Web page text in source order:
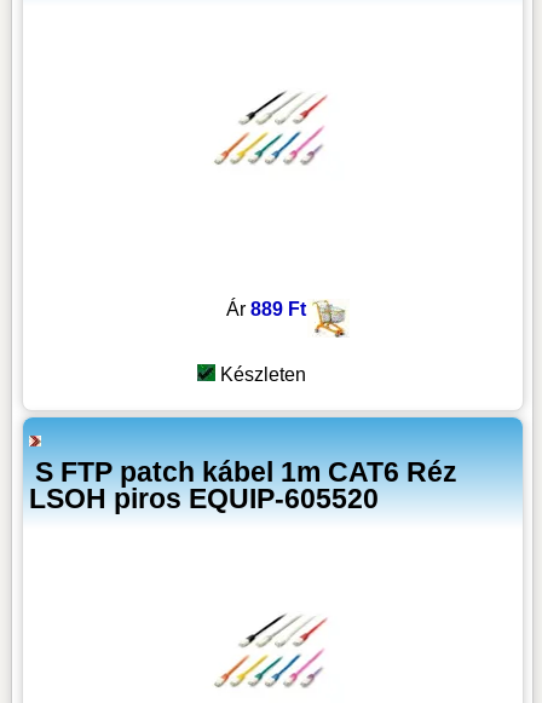
Ár 889 Ft
Készleten
S FTP patch kábel 1m CAT6 Réz
LSOH piros EQUIP-605520